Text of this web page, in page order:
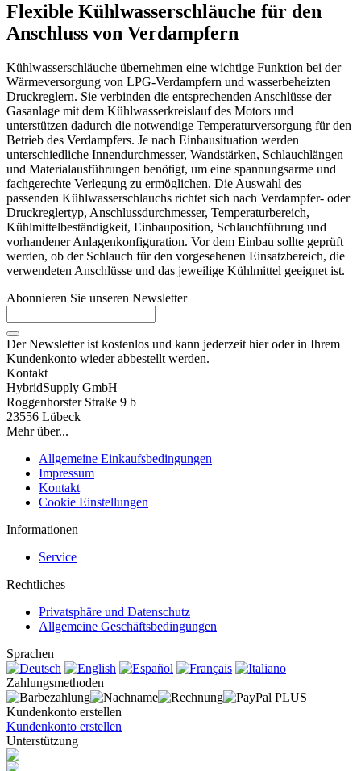
Flexible Kühlwasserschläuche für den
Anschluss von Verdampfern
Kühlwasserschläuche übernehmen eine wichtige Funktion bei der
Wärmeversorgung von LPG-Verdampfern und wasserbeheizten
Druckreglern. Sie verbinden die entsprechenden Anschlüsse der
Gasanlage mit dem Kühlwasserkreislauf des Motors und
unterstützen dadurch die notwendige Temperaturversorgung für den
Betrieb des Verdampfers. Je nach Einbausituation werden
unterschiedliche Innendurchmesser, Wandstärken, Schlauchlängen
und Materialausführungen benötigt, um eine spannungsarme und
fachgerechte Verlegung zu ermöglichen. Die Auswahl des
passenden Kühlwasserschlauchs richtet sich nach Verdampfer- oder
Druckreglertyp, Anschlussdurchmesser, Temperaturbereich,
Kühlmittelbeständigkeit, Einbauposition, Schlauchführung und
vorhandener Anlagenkonfiguration. Vor dem Einbau sollte geprüft
werden, ob der Schlauch für den vorgesehenen Einsatzbereich, die
verwendeten Anschlüsse und das jeweilige Kühlmittel geeignet ist.
Abonnieren Sie unseren Newsletter
Der Newsletter ist kostenlos und kann jederzeit hier oder in Ihrem
Kundenkonto wieder abbestellt werden.
Kontakt
HybridSupply GmbH
Roggenhorster Straße 9 b
23556 Lübeck
Mehr über...
Allgemeine Einkaufsbedingungen
Impressum
Kontakt
Cookie Einstellungen
Informationen
Service
Rechtliches
Privatsphäre und Datenschutz
Allgemeine Geschäftsbedingungen
Sprachen
Zahlungsmethoden
Kundenkonto erstellen
Kundenkonto erstellen
Unterstützung